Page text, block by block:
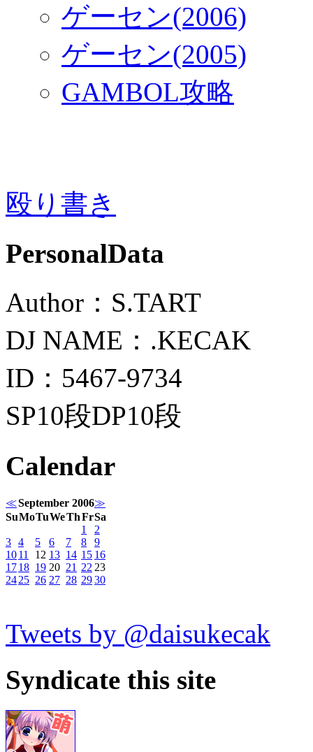
ゲーセン(2006)
ゲーセン(2005)
GAMBOL攻略
殴り書き
PersonalData
Author：S.TART
DJ NAME：.KECAK
ID：5467-9734
SP10段DP10段
Calendar
≪September 2006≫
SuMoTuWeThFrSa
1
2
3 4 5 6 7 8
9
1011 12 13 14 15 16
1718 19 20 21 22 23
2425 26 27 28 2930
Tweets by @daisukecak
Syndicate this site